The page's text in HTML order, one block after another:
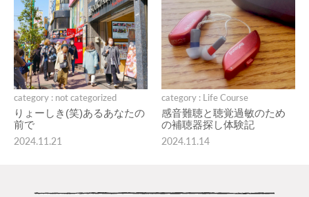
category : not categorized
りょーしき(笑)あるあなたの
前で
2024.11.21
category : Life Course
感音難聴と聴覚過敏のため
の補聴器探し体験記
2024.11.14